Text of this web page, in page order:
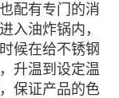
配有专门的消
入油炸锅内，
候在给不锈钢
升温到设定温
保证产品的色